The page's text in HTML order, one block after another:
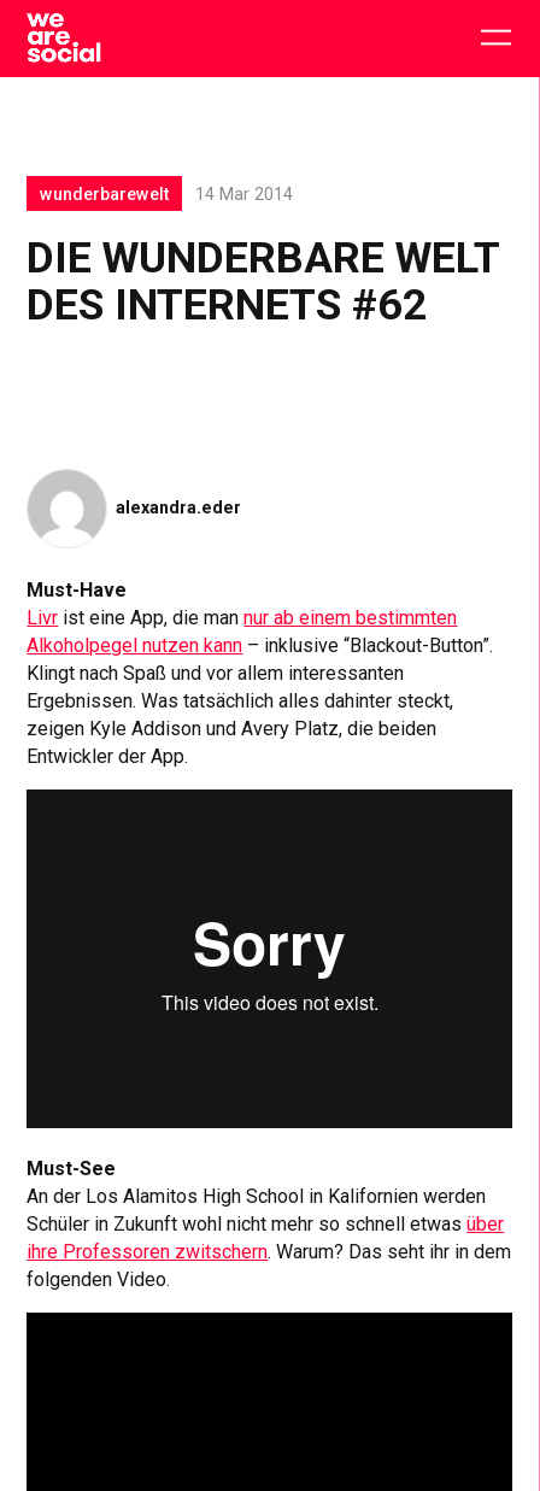
Skip
content
DIE WUNDERBARE WELT
DES INTERNETS #62
wunderbarewelt 14 Mar 2014
alexandra.eder
Must-Have
Livr ist eine App, die mannur ab einem bestimmten
Alkoholpegel nutzen kann – inklusive “Blackout-Button”.
Klingt nach Spaß und vor allem interessanten
Ergebnissen. Was tatsächlich alles dahinter steckt,
zeigen Kyle Addison und Avery Platz, die beiden
Entwickler der App.
Must-See
An der Los Alamitos High School in Kalifornien werden
Schüler in Zukunft wohl nicht mehr so schnell etwasüber
ihre Professoren zwitschern. Warum? Das seht ihr in dem
folgenden Video.